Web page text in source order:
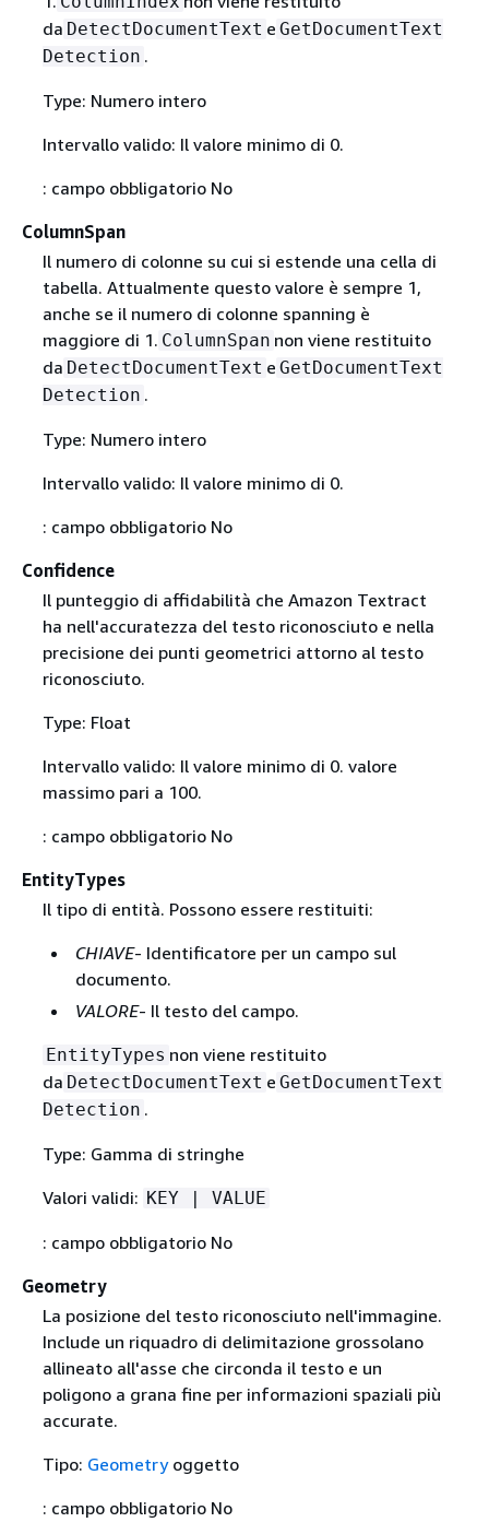
da DetectDocumentText e GetDocumentText
Detection .
Type: Numero intero
Intervallo valido: Il valore minimo di 0.
: campo obbligatorio No
ColumnSpan
Il numero di colonne su cui si estende una cella di
tabella. Attualmente questo valore è sempre 1,
anche se il numero di colonne spanning è
maggiore di 1. ColumnSpan non viene restituito
da DetectDocumentText e GetDocumentText
Detection .
Type: Numero intero
Intervallo valido: Il valore minimo di 0.
: campo obbligatorio No
Confidence
Il punteggio di affidabilità che Amazon Textract
ha nell'accuratezza del testo riconosciuto e nella
precisione dei punti geometrici attorno al testo
riconosciuto.
Type: Float
Intervallo valido: Il valore minimo di 0. valore
massimo pari a 100.
: campo obbligatorio No
EntityTypes
Il tipo di entità. Possono essere restituiti:
CHIAVE- Identificatore per un campo sul
documento.
VALORE- Il testo del campo.
EntityTypes non viene restituito
da DetectDocumentText e GetDocumentText
Detection .
Type: Gamma di stringhe
Valori validi: KEY | VALUE
: campo obbligatorio No
Geometry
La posizione del testo riconosciuto nell'immagine.
Include un riquadro di delimitazione grossolano
allineato all'asse che circonda il testo e un
poligono a grana fine per informazioni spaziali più
accurate.
Tipo: Geometryoggetto
: campo obbligatorio No